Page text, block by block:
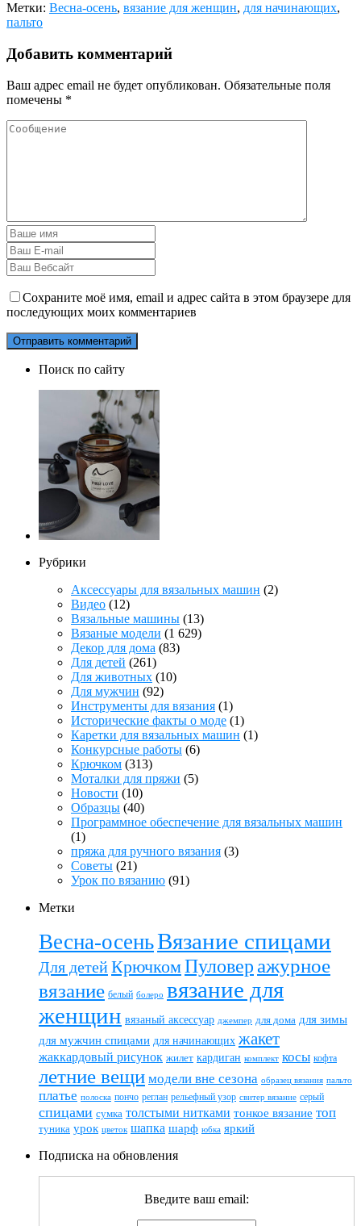
Метки: Весна-осень, вязание для женщин, для начинающих,
пальто
Добавить комментарий
Ваш адрес email не будет опубликован. Обязательные поля
помечены *
Сохраните моё имя, email и адрес сайта в этом браузере для
последующих моих комментариев
Поиск по сайту
Рубрики
Аксессуары для вязальных машин (2)
Видео (12)
Вязальные машины (13)
Вязаные модели (1 629)
Декор для дома (83)
Для детей (261)
Для животных (10)
Для мужчин (92)
Инструменты для вязания (1)
Исторические факты о моде (1)
Каретки для вязальных машин (1)
Конкурсные работы (6)
Крючком (313)
Моталки для пряжи (5)
Новости (10)
Образцы (40)
Программное обеспечение для вязальных машин
(1)
пряжа для ручного вязания (3)
Советы (21)
Урок по вязанию (91)
Метки
Весна-осеньВязание спицами
Для детейКрючкомПуловер ажурное
вязание белый болеро вязание для
женщин вязаный аксессуар джемпер для дома для зимы
для мужчин спицами для начинающих жакет
жаккардовый рисунок жилет кардиган комплект косы кофта
летние вещи модели вне сезона образец вязания пальто
платье полоска пончо реглан рельефный узор свитер вязание серый
спицами сумка толстыми нитками тонкое вязание топ
туника урок цветок шапка шарф юбка яркий
Подписка на обновления
Введите ваш email: